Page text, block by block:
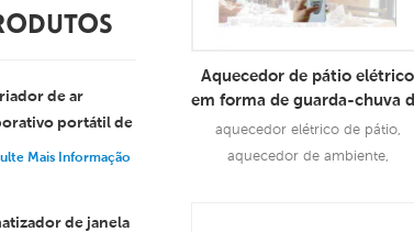
de ar
portátil de
m³/h com
Mais Informação
de janela
Aquecedor de pátio elétrico
em forma de guarda-chuva
2100 w
aquecedor elétrico de pátio,
aquecedor de ambiente,